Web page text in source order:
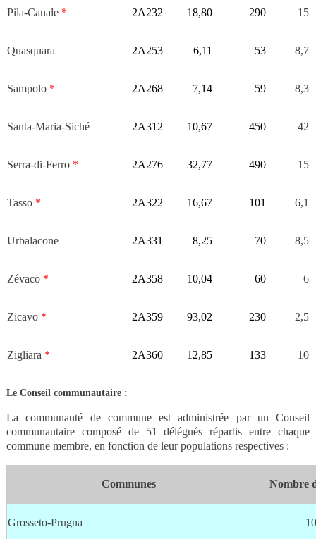
Pila-Canale * 2A232 18,80 290 15
Quasquara 2A253 6,11 53 8,7
Sampolo * 2A268 7,14 59 8,3
Santa-Maria-Siché 2A312 10,67 450 42
Serra-di-Ferro * 2A276 32,77 490 15
Tasso * 2A322 16,67 101 6,1
Urbalacone 2A331 8,25 70 8,5
Zévaco * 2A358 10,04 60 6
Zicavo * 2A359 93,02 230 2,5
Zigliara * 2A360 12,85 133 10
Le Conseil communautaire :
La communauté de commune est administrée par un Conseil
communautaire composé de 51 délégués répartis entre chaque
commune membre, en fonction de leur populations respectives :
Communes Nombre
Grosseto-Prugna 10